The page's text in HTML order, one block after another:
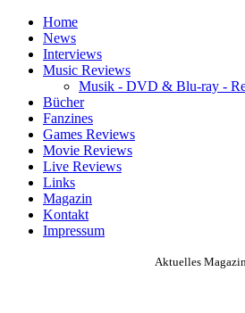
Home
News
Interviews
Music Reviews
Musik - DVD & Blu-ray -
Bücher
Fanzines
Games Reviews
Movie Reviews
Live Reviews
Links
Magazin
Kontakt
Impressum
Aktuelles